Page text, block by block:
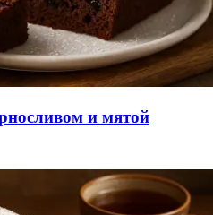
и мятой